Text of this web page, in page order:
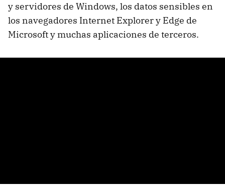
y servidores de Windows, los datos sensibles en
los navegadores Internet Explorer y Edge de
Microsoft y muchas aplicaciones de terceros.